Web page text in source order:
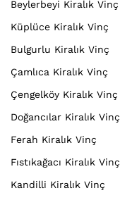
Beylerbeyi Kiralık Vinç
Küplüce Kiralık Vinç
Bulgurlu Kiralık Vinç
Çamlıca Kiralık Vinç
Çengelköy Kiralık Vinç
Doğancılar Kiralık Vinç
Ferah Kiralık Vinç
Fıstıkağacı Kiralık Vinç
Kandilli Kiralık Vinç